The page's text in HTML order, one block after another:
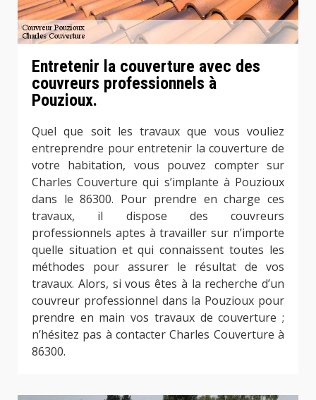
Entretenir la couverture avec des
couvreurs professionnels à
Pouzioux.
Quel que soit les travaux que vous vouliez
entreprendre pour entretenir la couverture de
votre habitation, vous pouvez compter sur
Charles Couverture qui s’implante à Pouzioux
dans le 86300. Pour prendre en charge ces
travaux, il dispose des couvreurs
professionnels aptes à travailler sur n’importe
quelle situation et qui connaissent toutes les
méthodes pour assurer le résultat de vos
travaux. Alors, si vous êtes à la recherche d’un
couvreur professionnel dans la Pouzioux pour
prendre en main vos travaux de couverture ;
n’hésitez pas à contacter Charles Couverture à
86300.